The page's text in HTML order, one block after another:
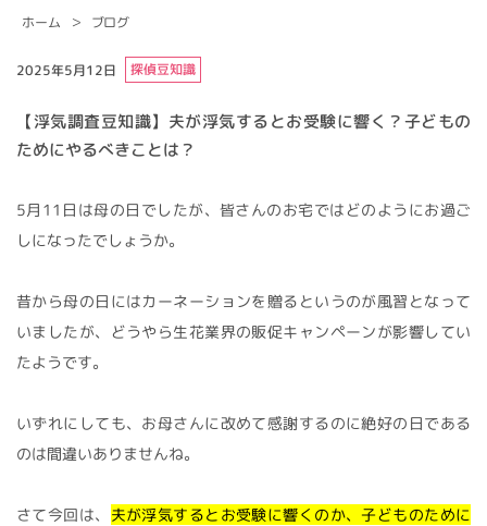
ホーム ブログ
2025年5月12日 探偵豆知識
【浮気調査豆知識】夫が浮気するとお受験に響く？子どもの
ためにやるべきことは？
5月11日は母の日でしたが、皆さんのお宅ではどのようにお過ご
しになったでしょうか。
昔から母の日にはカーネーションを贈るというのが風習となって
いましたが、どうやら生花業界の販促キャンペーンが影響してい
たようです。
いずれにしても、お母さんに改めて感謝するのに絶好の日である
のは間違いありませんね。
さて今回は、 夫が浮気するとお受験に響くのか、子どものために